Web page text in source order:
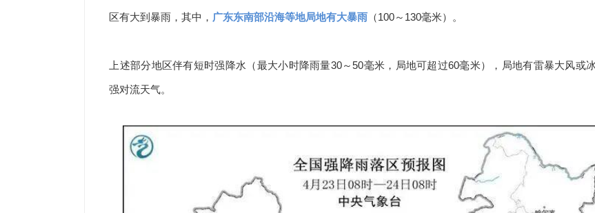
区有大到暴雨，其中， 广东东南部沿海等地局地有大暴雨 （100～130毫米）。
上述部分地区伴有短时强降水（最大小时降雨量30～50毫米，局地可超过60毫米），局地有雷暴大风或
强对流天气。